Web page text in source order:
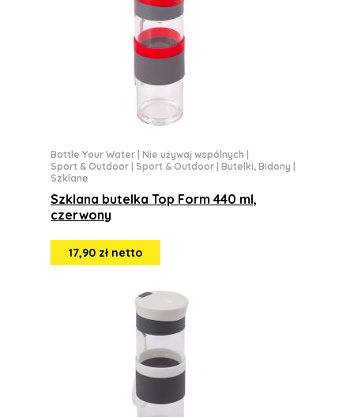
Bottle Your Water Nie używaj wspólnych
Sport & Outdoor Sport & Outdoor Butelki, Bidony
Szklane
Szklana butelka Top Form 440 ml,
czerwony
17,90 zł netto